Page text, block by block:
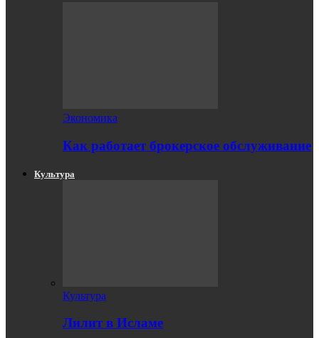
Экономика
Как работает брокерское обслуживание
Культура
Культура
Лилит в Исламе